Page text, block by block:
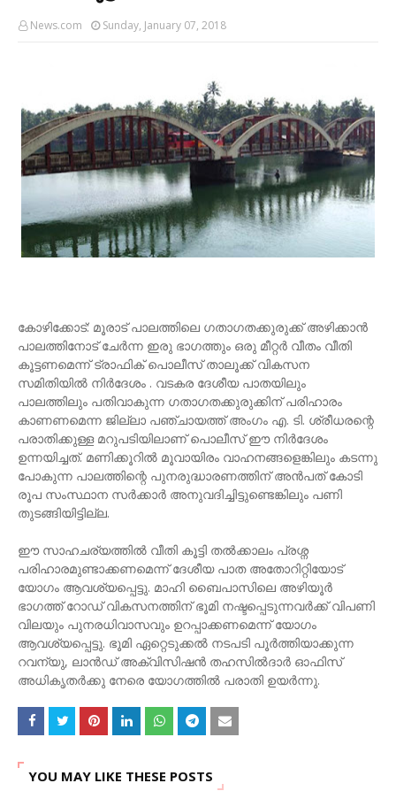
News.com Sunday, January 07, 2018
കോഴിക്കോട്: മൂരാട് പാലത്തിലെ ഗതാഗതക്കുരുക്ക് അഴിക്കാൻ
പാലത്തിനോട് ചേർന്ന ഇരു ഭാഗത്തും ഒരു മീറ്റർ വീതം വീതി
കൂട്ടണമെന്ന് ട്രാഫിക് പൊലീസ് താലൂക്ക് വികസന
സമിതിയിൽ നിർദേശം . വടകര ദേശീയ പാതയിലും
പാലത്തിലും പതിവാകുന്ന ഗതാഗതക്കുരുക്കിന് പരിഹാരം
കാണണമെന്ന ജില്ലാ പഞ്ചായത്ത് അംഗം എ. ടി. ശ്രീധരന്റെ
പരാതിക്കുള്ള മറുപടിയിലാണ് പൊലീസ് ഈ നിർദേശം
ഉന്നയിച്ചത്. മണിക്കൂറിൽ മൂവായിരം വാഹനങ്ങളെങ്കിലും കടന്നു
പോകുന്ന പാലത്തിന്റെ പുനരുദ്ധാരണത്തിന് അൻപത് കോടി
രൂപ സംസ്ഥാന സർക്കാർ അനുവദിച്ചിട്ടുണ്ടെങ്കിലും പണി
തുടങ്ങിയിട്ടില്ല.
ഈ സാഹചര്യത്തിൽ വീതി കൂട്ടി തൽക്കാലം പ്രശ്ന
പരിഹാരമുണ്ടാക്കണമെന്ന് ദേശീയ പാത അതോറിറ്റിയോട്
യോഗം ആവശ്യപ്പെട്ടു. മാഹി ബൈപാസിലെ അഴിയൂർ
ഭാഗത്ത് റോഡ് വികസനത്തിന് ഭൂമി നഷ്ടപ്പെടുന്നവർക്ക് വിപണി
വിലയും പുനരധിവാസവും ഉറപ്പാക്കണമെന്ന് യോഗം
ആവശ്യപ്പെട്ടു. ഭൂമി ഏറ്റെടുക്കൽ നടപടി പൂർത്തിയാക്കുന്ന
റവന്യു, ലാൻഡ് അക്വിസിഷൻ തഹസിൽദാർ ഓഫിസ്
അധികൃതർക്കു നേരെ യോഗത്തിൽ പരാതി ഉയർന്നു.
YOU MAY LIKE THESE POSTS